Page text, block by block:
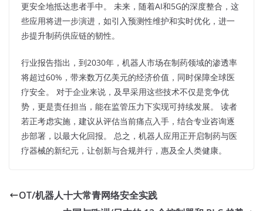
更安全地抵达患者手中。 未来，随着AI和5G的深度整合，这
些应用将进一步演进，如引入预测性维护和实时优化，进一
步提升制药供应链的韧性。​
行业报告指出，到2030年，机器人市场在制药领域的渗透率
将超过60%，带来数万亿美元的经济价值，同时保障全球医
疗安全。 对于企业来说，及早采用这些技术不仅是竞争优
势，更是责任担当，能在监管压力下实现可持续发展。 读者
若正考虑实施，建议从评估当前痛点入手，结合专业咨询逐
步部署，以最大化回报。 总之，机器人应用正开启制药与医
疗器械的新纪元，让创新与合规并行，惠及全人类健康。
OT/机器人十大常青网络安全实践